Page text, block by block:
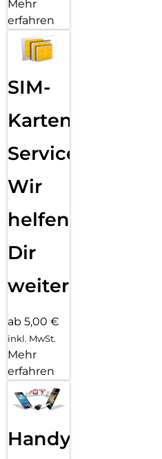
Mehr
erfahren
SIM-
Karten
Service:
Wir
helfen
Dir
weiter
ab 5,00 €
inkl. MwSt.
Mehr
erfahren
Handy